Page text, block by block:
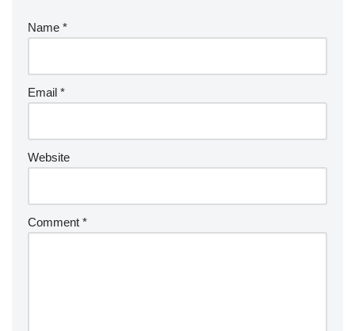
Name *
Email *
Website
Comment *